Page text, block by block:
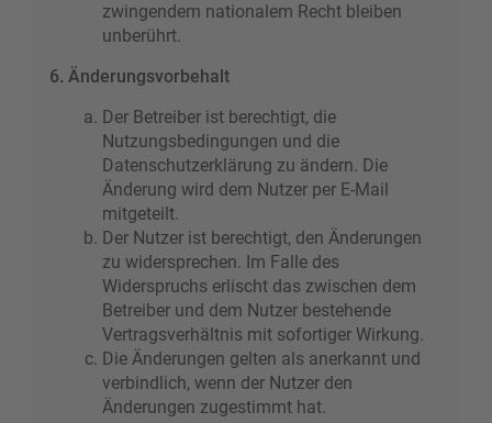
zwingendem nationalem Recht bleiben
unberührt.
6. Änderungsvorbehalt
Der Betreiber ist berechtigt, die
Nutzungsbedingungen und die
Datenschutzerklärung zu ändern. Die
Änderung wird dem Nutzer per E-Mail
mitgeteilt.
Der Nutzer ist berechtigt, den Änderungen
zu widersprechen. Im Falle des
Widerspruchs erlischt das zwischen dem
Betreiber und dem Nutzer bestehende
Vertragsverhältnis mit sofortiger Wirkung.
Die Änderungen gelten als anerkannt und
verbindlich, wenn der Nutzer den
Änderungen zugestimmt hat.